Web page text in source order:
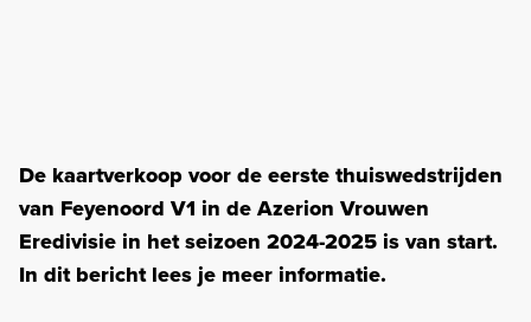
De kaartverkoop voor de eerste thuiswedstrijden
van Feyenoord V1 in de Azerion Vrouwen
Eredivisie in het seizoen 2024-2025 is van start.
In dit bericht lees je meer informatie.